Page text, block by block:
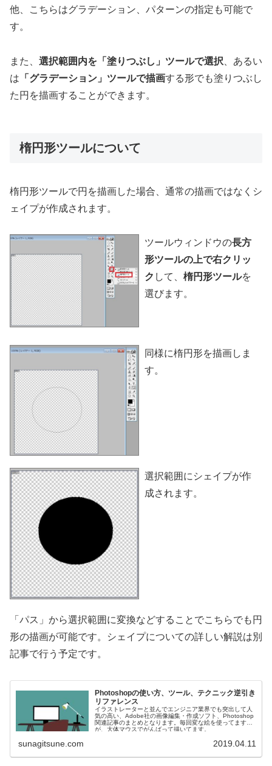
他、こちらはグラデーション、パターンの指定も可能で
す。
また、 選択範囲内を「塗りつぶし」ツールで選択 、あるい
は 「グラデーション」ツールで描画する形でも塗りつぶし
た円を描画することができます。
楕円形ツールについて
楕円形ツールで円を描画した場合、通常の描画ではなくシ
ェイプが作成されます。
ツールウィンドウの長方
形ツールの上で右クリッ
ク して、 楕円形ツールを
選びます。
同様に楕円形を描画しま
す。
選択範囲にシェイプが作
成されます。
「パス」から選択範囲に変換などすることでこちらでも円
形の描画が可能です。シェイプについての詳しい解説は別
記事で行う予定です。
Photoshopの使い方、ツール、テクニック逆引き
リファレンス
イラストレーターと並んでエンジニア業界でも突出して人
気の高い、Adobe社の画像編集・作成ソフト、Photoshop
関連記事のまとめとなります。毎回変な絵を使ってます
が、大体マウスでがんばって描いてます。
sunagitsune.com 2019.04.11